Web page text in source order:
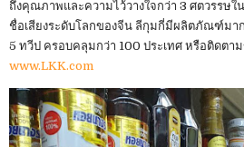
ถึงคุณภาพและความไว้วางใจกว่า 3 ศตวรรษ
ชื่อเสียงระดับโลกของจีน ลีกุมกี่มีผลิตภัณฑ์มา
5 ทวีป ครอบคลุมกว่า 100 ประเทศ หรือติดตา
www.LKK.com